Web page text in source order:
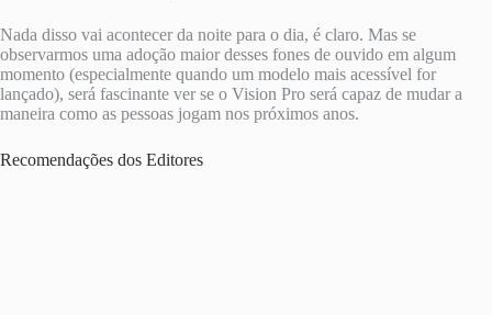
Nada disso vai acontecer da noite para o dia, é claro. Mas se
observarmos uma adoção maior desses fones de ouvido em algum
momento (especialmente quando um modelo mais acessível for
lançado), será fascinante ver se o Vision Pro será capaz de mudar a
maneira como as pessoas jogam nos próximos anos.
Recomendações dos Editores